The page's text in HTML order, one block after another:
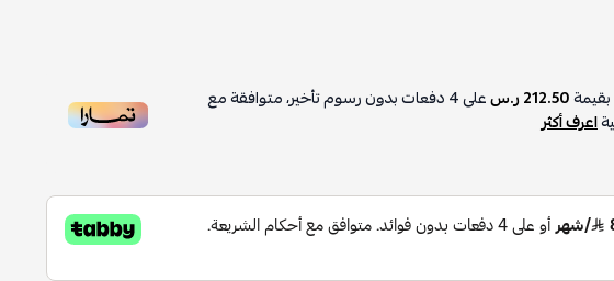
212.50 ر.س على4دفعات بدون رسوم تأخير، متوافقة مع
اعرف أكثر